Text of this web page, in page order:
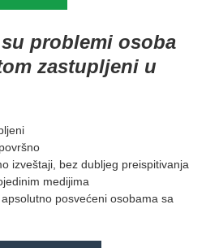
problemi osoba
zastupljeni u
izveštaji, bez dubljeg preispitivanja
medijima
posvećeni osobama sa